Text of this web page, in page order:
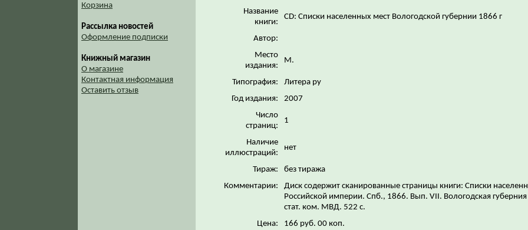
Корзина
Рассылка новостей
Оформление подписки
Книжный магазин
О магазине
Контактная информация
Оставить отзыв
Название
книги:
CD: Списки населенных мест Вологодской губернии 1866 г
Автор:
Место
издания:
М.
Типография:
Литера ру
Год издания:
2007
Число
страниц:
1
Наличие
иллюстраций:
нет
Тираж:
без тиража
Комментарии:
Диск содержит сканированные страницы книги: Списки
Российской империи. Спб., 1866. Вып. VII. Вологодская
стат. ком. МВД. 522 с.
Цена:
166 руб. 00 коп.